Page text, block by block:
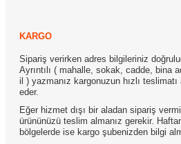
KARGO
Sipariş verirken adres bilgileriniz
Ayrıntılı ( mahalle, sokak, cadde, bina
il ) yazmanız kargonuzun hızlı teslimatı
eder.
Eğer hizmet dışı bir aladan sipariş
ürününüzü teslim almanız gerekir.
bölgelerde ise kargo şubenizden bilgi